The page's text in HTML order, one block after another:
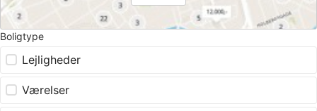
Boligtype
Lejligheder
Værelser